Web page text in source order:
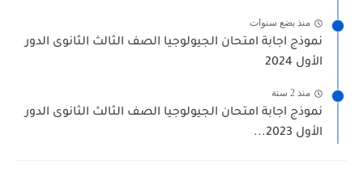
منذ بضع سنوات
نموذج اجابة امتحان الجيولوجيا الصف الثالث الثانوى الدور
الأول 2024
منذ 2 سنة
نموذج اجابة امتحان الجيولوجيا الصف الثالث الثانوى الدور
الأول 2023...